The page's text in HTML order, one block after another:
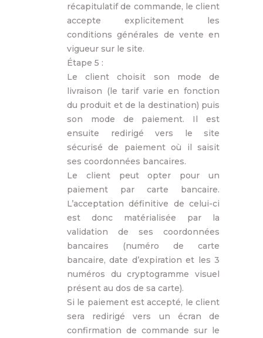
récapitulatif de commande, le client
accepte explicitement les
conditions générales de vente en
vigueur sur le site.
Étape 5 :
Le client choisit son mode de
livraison (le tarif varie en fonction
du produit et de la destination) puis
son mode de paiement. Il est
ensuite redirigé vers le site
sécurisé de paiement où il saisit
ses coordonnées bancaires.
Le client peut opter pour un
paiement par carte bancaire.
L’acceptation définitive de celui-ci
est donc matérialisée par la
validation de ses coordonnées
bancaires (numéro de carte
bancaire, date d’expiration et les 3
numéros du cryptogramme visuel
présent au dos de sa carte).
Si le paiement est accepté, le client
sera redirigé vers un écran de
confirmation de commande sur le